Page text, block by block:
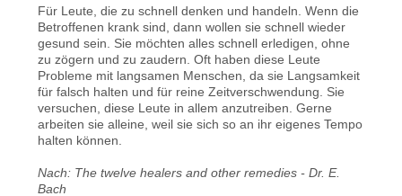
Für Leute, die zu schnell denken und handeln. Wenn die
Betroffenen krank sind, dann wollen sie schnell wieder
gesund sein. Sie möchten alles schnell erledigen, ohne
zu zögern und zu zaudern. Oft haben diese Leute
Probleme mit langsamen Menschen, da sie Langsamkeit
für falsch halten und für reine Zeitverschwendung. Sie
versuchen, diese Leute in allem anzutreiben. Gerne
arbeiten sie alleine, weil sie sich so an ihr eigenes Tempo
halten können.
Nach: The twelve healers and other remedies - Dr. E.
Bach